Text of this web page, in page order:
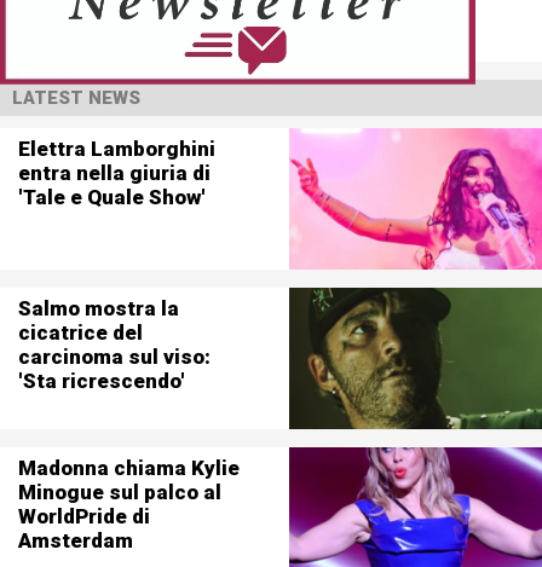
LATEST NEWS
Elettra Lamborghini
entra nella giuria di
'Tale e Quale Show'
Salmo mostra la
cicatrice del
carcinoma sul viso:
'Sta ricrescendo'
Madonna chiama Kylie
Minogue sul palco al
WorldPride di
Amsterdam